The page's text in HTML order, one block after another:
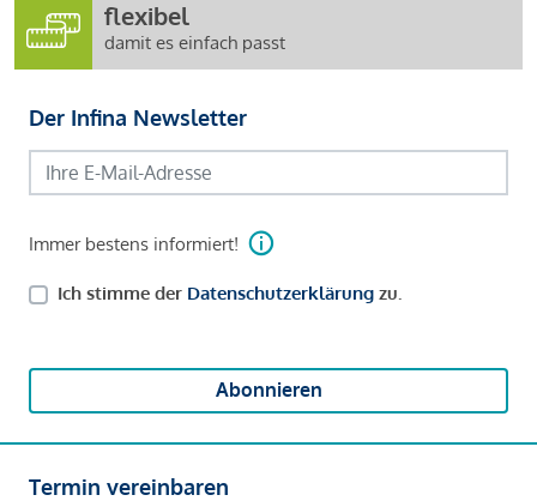
flexibel
damit es einfach passt
Der Infina Newsletter
Immer bestens informiert!
Ich stimme der Datenschutzerklärung zu.
Abonnieren
Termin vereinbaren